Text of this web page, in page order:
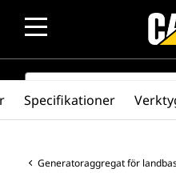
SEARCH
Generatoraggregat för
Specifikationer